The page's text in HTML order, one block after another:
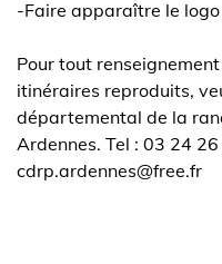
-Faire apparaître le logo
Pour tout
itinéraires reproduits,
départemental de la
Ardennes. Tel : 03 24
cdrp.ardennes@free.fr